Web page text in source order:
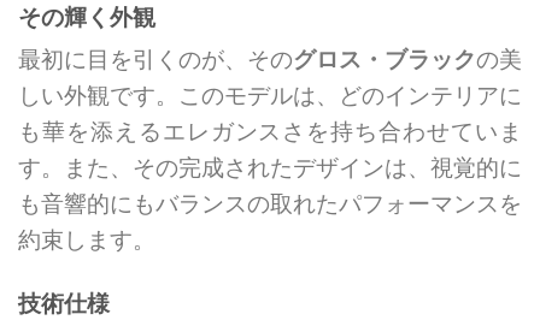
その輝く外観
最初に目を引くのが、そのグロス・ブラックの美
しい外観です。このモデルは、どのインテリアに
も華を添えるエレガンスさを持ち合わせていま
す。また、その完成されたデザインは、視覚的に
も音響的にもバランスの取れたパフォーマンスを
約束します。
技術仕様